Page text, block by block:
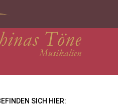
SICH HIER: